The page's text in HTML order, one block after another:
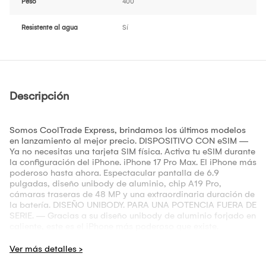
Peso 400
Resistente al agua Sí
Descripción
Somos CoolTrade Express, brindamos los últimos modelos
en lanzamiento al mejor precio. DISPOSITIVO CON eSIM —
Ya no necesitas una tarjeta SIM física. Activa tu eSIM durante
la configuración del iPhone. iPhone 17 Pro Max. El iPhone más
poderoso hasta ahora. Espectacular pantalla de 6.9
pulgadas, diseño unibody de aluminio, chip A19 Pro,
cámaras traseras de 48 MP y una extraordinaria duración de
la batería. DISEÑO UNIBODY. PARA UNA POTENCIA FUERA DE
SERIE. — Gracias a su diseño unibody de aluminio forjado en
Ceramic Shield protege la parte posterior del iPhone 17 Pro